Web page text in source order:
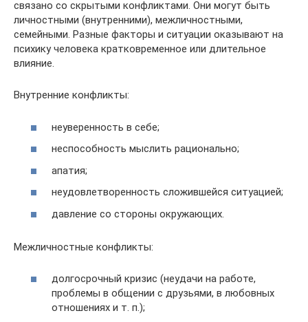
связано со скрытыми конфликтами. Они могут быть
личностными (внутренними), межличностными,
семейными. Разные факторы и ситуации оказывают на
психику человека кратковременное или длительное
влияние.
Внутренние конфликты:
неуверенность в себе;
неспособность мыслить рационально;
апатия;
неудовлетворенность сложившейся ситуацией;
давление со стороны окружающих.
Межличностные конфликты:
долгосрочный кризис (неудачи на работе,
проблемы в общении с друзьями, в любовных
отношениях и т. п.);